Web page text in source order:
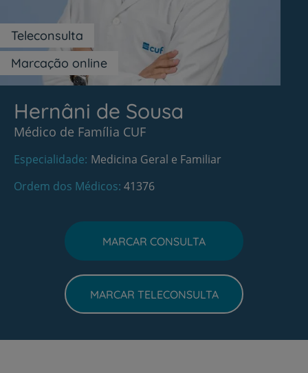
Marcação online
Teleconsulta
Hernâni de Sousa
Médico de Família CUF
Especialidade Medicina Geral e Familiar
Ordem dos Médicos 41376
MARCAR CONSULTA
MARCAR TELECONSULTA